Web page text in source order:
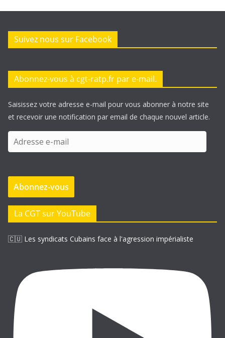
Suivez nous sur Facebook
Abonnez-vous à cgt-ratp.fr par e-mail.
Saisissez votre adresse e-mail pour vous abonner à notre site
et recevoir une notification par email de chaque nouvel article.
d
e
s
e
-
Abonnez-vous
La CGT sur YouTube
🇨🇺 Les syndicats Cubains face à l'agression impérialiste